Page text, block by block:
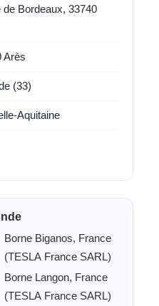
de Bordeaux, 33740
Arès
(33)
Aquitaine
Borne Biganos, France
(TESLA France SARL)
Borne Langon, France
(TESLA France SARL)